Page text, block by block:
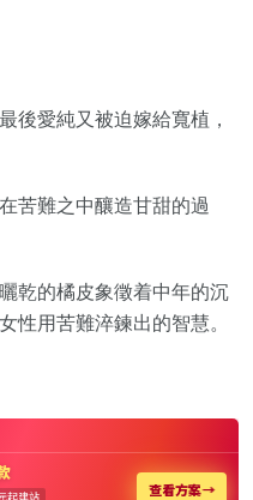
後愛純又被迫嫁給寬植，
苦難之中釀造甘甜的過
乾的橘皮象徵着中年的沉
性用苦難淬鍊出的智慧。